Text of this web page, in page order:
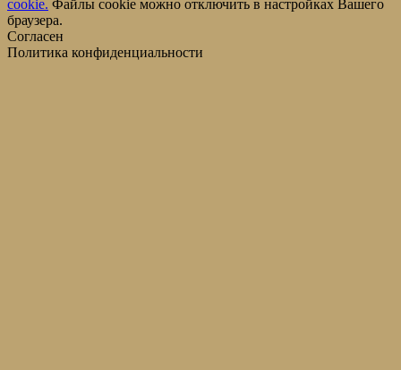
cookie. Файлы cookie можно отключить в настройках Вашего
браузера.
Согласен
Политика конфиденциальности